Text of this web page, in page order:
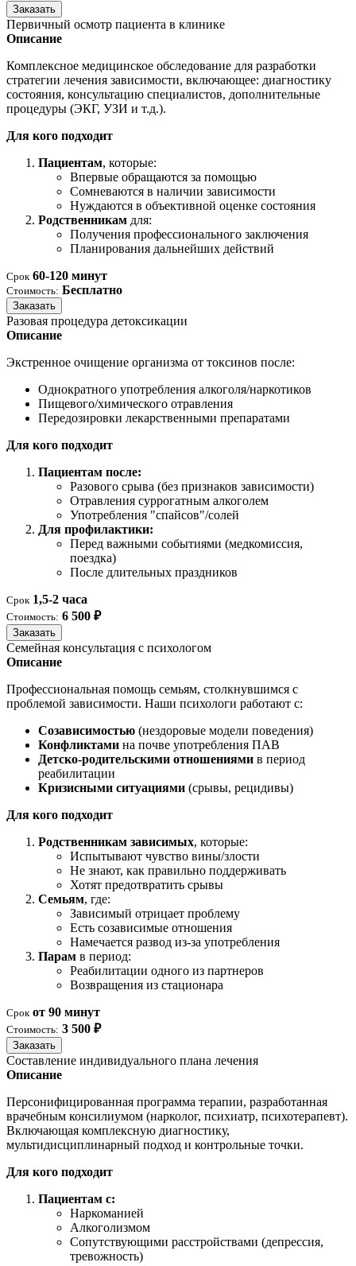
Заказать
Первичный осмотр пациента в клинике
Описание
Комплексное медицинское обследование для разработки
стратегии лечения зависимости, включающее: диагностику
состояния, консультацию специалистов, дополнительные
процедуры (ЭКГ, УЗИ и т.д.).
Для кого подходит
Пациентам, которые:
Впервые обращаются за помощью
Сомневаются в наличии зависимости
Нуждаются в объективной оценке состояния
Родственникам для:
Получения профессионального заключения
Планирования дальнейших действий
Срок 60-120 минут
Стоимость: Бесплатно
Заказать
Разовая процедура детоксикации
Описание
Экстренное очищение организма от токсинов после:
Однократного употребления алкоголя/наркотиков
Пищевого/химического отравления
Передозировки лекарственными препаратами
Для кого подходит
Пациентам после:
Разового срыва (без признаков зависимости)
Отравления суррогатным алкоголем
Употребления "спайсов"/солей
Для профилактики:
Перед важными событиями (медкомиссия,
поездка)
После длительных праздников
Срок 1,5-2 часа
Стоимость: 6 500 ₽
Заказать
Семейная консультация с психологом
Описание
Профессиональная помощь семьям, столкнувшимся с
проблемой зависимости. Наши психологи работают с:
Созависимостью (нездоровые модели поведения)
Конфликтами на почве употребления ПАВ
Детско-родительскими отношениями в период
реабилитации
Кризисными ситуациями (срывы, рецидивы)
Для кого подходит
Родственникам зависимых, которые:
Испытывают чувство вины/злости
Не знают, как правильно поддерживать
Хотят предотвратить срывы
Семьям, где:
Зависимый отрицает проблему
Есть созависимые отношения
Намечается развод из-за употребления
Парам в период:
Реабилитации одного из партнеров
Возвращения из стационара
Срок от 90 минут
Стоимость: 3 500 ₽
Заказать
Составление индивидуального плана лечения
Описание
Персонифицированная программа терапии, разработанная
врачебным консилиумом (нарколог, психиатр, психотерапевт).
Включающая комплексную диагностику,
мультидисциплинарный подход и контрольные точки.
Для кого подходит
Пациентам с:
Наркоманией
Алкоголизмом
Сопутствующими расстройствами (депрессия,
тревожность)